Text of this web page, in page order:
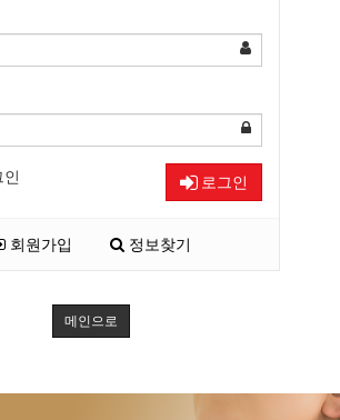
인 로그인
회원가입 정보찾기
메인으로